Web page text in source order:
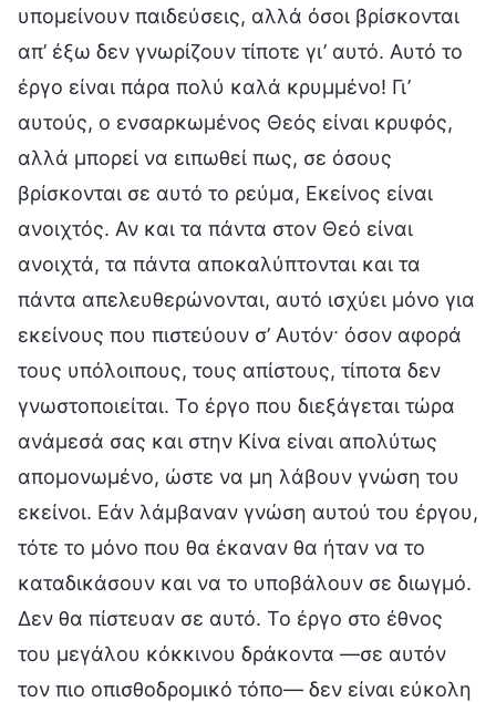
υπομείνουν παιδεύσεις, αλλά όσοι βρίσκονται
απ’ έξω δεν γνωρίζουν τίποτε γι’ αυτό. Αυτό το
έργο είναι πάρα πολύ καλά κρυμμένο! Γι’
αυτούς, ο ενσαρκωμένος Θεός είναι κρυφός,
αλλά μπορεί να ειπωθεί πως, σε όσους
βρίσκονται σε αυτό το ρεύμα, Εκείνος είναι
ανοιχτός. Αν και τα πάντα στον Θεό είναι
ανοιχτά, τα πάντα αποκαλύπτονται και τα
πάντα απελευθερώνονται, αυτό ισχύει μόνο για
εκείνους που πιστεύουν σ’ Αυτόν· όσον αφορά
τους υπόλοιπους, τους απίστους, τίποτα δεν
γνωστοποιείται. Το έργο που διεξάγεται τώρα
ανάμεσά σας και στην Κίνα είναι απολύτως
απομονωμένο, ώστε να μη λάβουν γνώση του
εκείνοι. Εάν λάμβαναν γνώση αυτού του έργου,
τότε το μόνο που θα έκαναν θα ήταν να το
καταδικάσουν και να το υποβάλουν σε διωγμό.
Δεν θα πίστευαν σε αυτό. Το έργο στο έθνος
του μεγάλου κόκκινου δράκοντα —σε αυτόν
τον πιο οπισθοδρομικό τόπο— δεν είναι εύκολη